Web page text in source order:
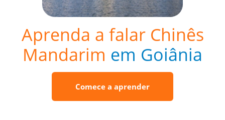
Aprenda a falar Chinês
Mandarim em Goiânia
Comece a aprender